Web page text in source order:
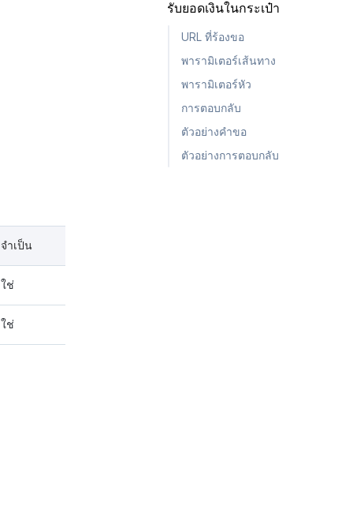
รับยอดเงินในกระเป๋า
URL ที่ร้องขอ
พารามิเตอร์เส้นทาง
พารามิเตอร์หัว
การตอบกลับ
ตัวอย่างคำขอ
ตัวอย่างการตอบกลับ
จำเป็น
ใช่
ใช่